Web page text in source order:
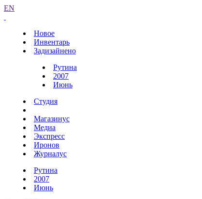
EN
Новое
Инвентарь
Задизайнено
Рутина
2007
Июнь
Студия
Магазинус
Медиа
Экспресс
Иронов
Журналус
Рутина
2007
Июнь